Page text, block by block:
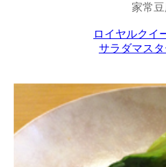
家常
ロイヤルクイ
サラダマス